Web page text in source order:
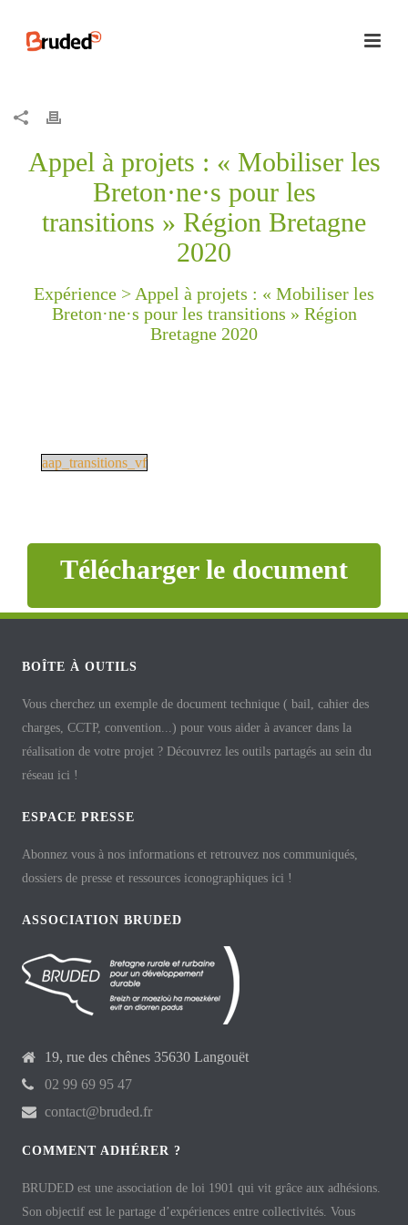
Appel à projets : « Mobiliser les
Breton·ne·s pour les
transitions » Région Bretagne
2020
Expérience > Appel à projets : « Mobiliser les
Breton·ne·s pour les transitions » Région
Bretagne 2020
aap_transitions_vf
Télécharger le document
BOÎTE À OUTILS
Vous cherchez un exemple de document technique ( bail, cahier des
charges, CCTP, convention...) pour vous aider à avancer dans la
réalisation de votre projet ? Découvrez les outils partagés au sein du
réseau ici !
ESPACE PRESSE
Abonnez vous à nos informations et retrouvez nos communiqués,
dossiers de presse et ressources iconographiques ici !
ASSOCIATION BRUDED
19, rue des chênes 35630 Langouët
02 99 69 95 47
contact@bruded.fr
COMMENT ADHÉRER ?
BRUDED est une association de loi 1901 qui vit grâce aux adhésions.
Son objectif est le partage d’expériences entre collectivités. Vous